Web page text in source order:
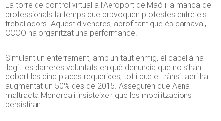
La torre de control virtual a l’Aeroport de Maó i la manca de
professionals fa temps que provoquen protestes entre els
treballadors. Aquest divendres, aprofitant que és carnaval,
CCOO ha organitzat una performance.
Simulant un enterrament, amb un taüt enmig, el capellà ha
llegit les darreres voluntats en què denuncia que no s’han
cobert les cinc places requerides, tot i que el trànsit aeri ha
augmentat un 50% des de 2015. Asseguren que Aena
maltracta Menorca i insisteixen que les mobilitzacions
persistiran.